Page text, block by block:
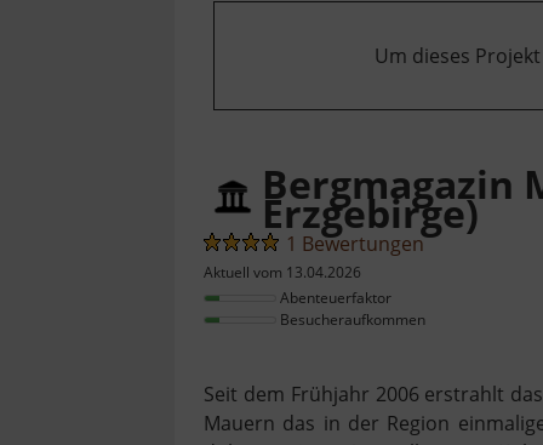
Um dieses
Bergmagazin
Erzgebirge)
1 Bewertungen
Aktuell vom 13.04.2026
Abenteuerfaktor
Besucheraufkommen
Seit dem Frühjahr 2006 erstrahlt
Mauern das in der Region